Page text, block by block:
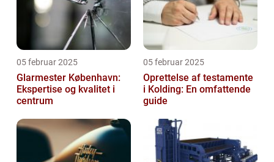
05 februar 2025
Glarmester København:
Ekspertise og kvalitet i
centrum
05 februar 2025
Oprettelse af testamente
i Kolding: En omfattende
guide